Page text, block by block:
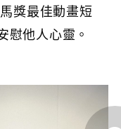
獎最佳動畫短
慰他人心靈。